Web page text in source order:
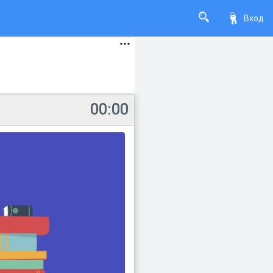
Вход
00:00